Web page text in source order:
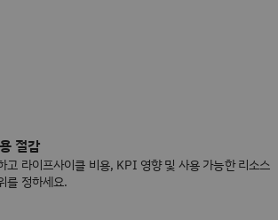
절감
고 라이프사이클 비용, KPI 영향 및 사용 가능한 리소스
를 정하세요.